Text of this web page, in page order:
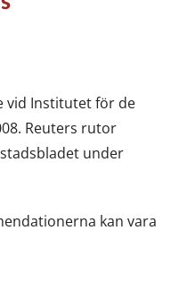
vid Institutet för de
Reuters rutor
under
kan vara